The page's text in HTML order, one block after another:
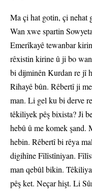
Ma çi hat gotin, çi nehat
Wan xwe spartin
Emerîkayê tewanbar
rêxistin kirine û ji bo
bi dijminên Kurdan re jî
Rihayê bûn. Rêbertî ji
man. Li gel ku bi derve
têkiliyek pêş bixista? Ji
hebû û me komek şand.
hebin. Rêbertî bi rêya
digihîne Fîlîstîniyan.
man qebûl bikin.
pêş ket. Neçar hişt. Li